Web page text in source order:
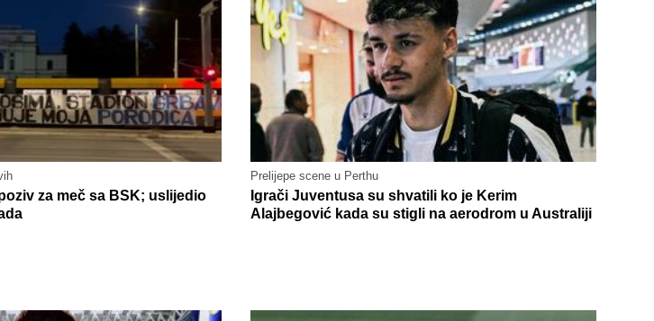
za meč sa BSK; uslijedio
Prelijepe scene u Perthu
Igrači Juventusa su shvatili ko je Kerim
Alajbegović kada su stigli na aerodrom u Australiji